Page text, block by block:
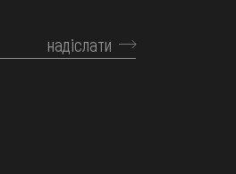
надіслати